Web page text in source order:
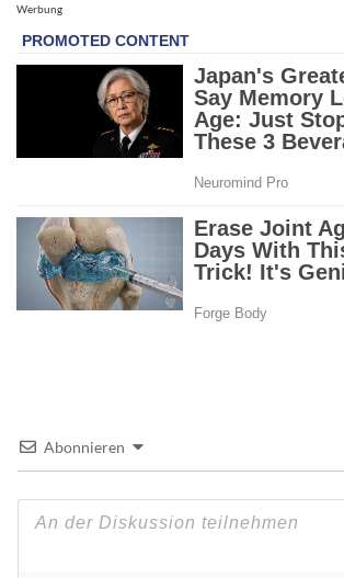
Werbung
Abonnieren